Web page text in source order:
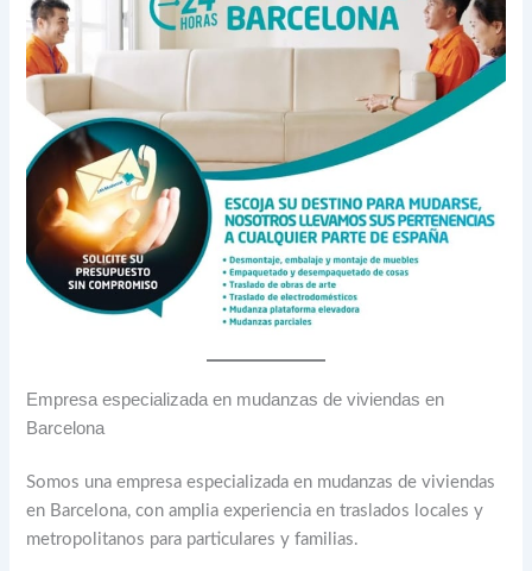
Empresa especializada en mudanzas de viviendas en
Barcelona
Somos una empresa especializada en mudanzas de viviendas
en Barcelona, con amplia experiencia en traslados locales y
metropolitanos para particulares y familias.